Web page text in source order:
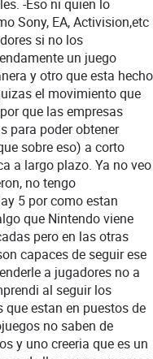
-Eso ni quien lo
Sony, EA, Activision,etc
si no los
un juego
y otro que esta hecho
el movimiento que
que las empresas
para poder obtener
sobre eso) a corto
a largo plazo. Ya no veo
no tengo
5 por como estan
que Nintendo viene
pero en las otras
capaces de seguir ese
a jugadores no a
al seguir los
estan en puestos de
no saben de
y uno creeria que es un